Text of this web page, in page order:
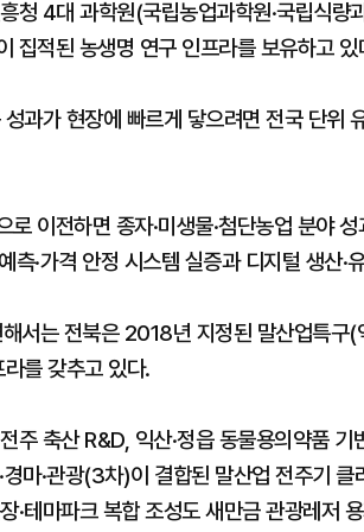
청 4대 과학원(국립농업과학원·국립식량
집적된 농생명 연구 인프라를 보유하고 있
과가 현장에 빠르게 닿으려면 전국 단위
로 이전하면 종자·미생물·첨단농업 분야
측·가격 안정 시스템 실증과 디지털 생산·
해서는 전북은 2018년 지정된 말산업특구(
라를 갖추고 있다.
주 축산 R&D, 익산·정읍 동물용의약품
경마·관광(3차)이 결합된 말산업 전주기
·테마파크 복합 조성도 새만금 관광레저